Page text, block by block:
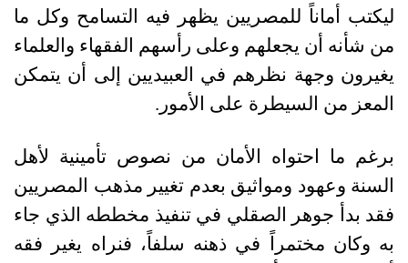
ليكتب أماناً للمصريين يظهر فيه التسامح وكل ما
من شأنه أن يجعلهم وعلى رأسهم الفقهاء والعلماء
يغيرون وجهة نظرهم في العبيديين إلى أن يتمكن
المعز من السيطرة على الأمور.
برغم ما احتواه الأمان من نصوص تأمينية لأهل
السنة وعهود ومواثيق بعدم تغيير مذهب المصريين
فقد بدأ جوهر الصقلي في تنفيذ مخططه الذي جاء
به وكان مختمراً في ذهنه سلفاً، فنراه يغير فقه